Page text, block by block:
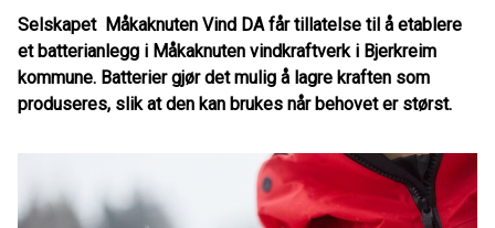
Selskapet Måkaknuten Vind DA får tillatelse til å etablere
et batterianlegg i Måkaknuten vindkraftverk i Bjerkreim
kommune. Batterier gjør det mulig å lagre kraften som
produseres, slik at den kan brukes når behovet er størst.